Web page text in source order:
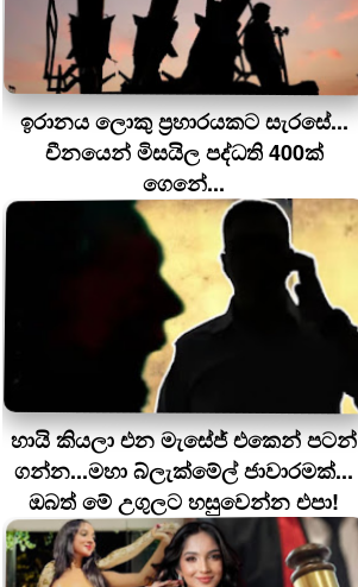
ඉරානය ලොකු ප‍්‍රහාරයකට සැරසේ...
චීනයෙන් මිසයිල පද්ධති 400ක්
ගෙනේ...
හායි කියලා එන මැසේජ් එකෙන් පටන්
ගන්න...මහා බ්ලැක්මේල් ජාවාරමක්...
ඔබත් මේ උගුලට හසුවෙන්න එපා!